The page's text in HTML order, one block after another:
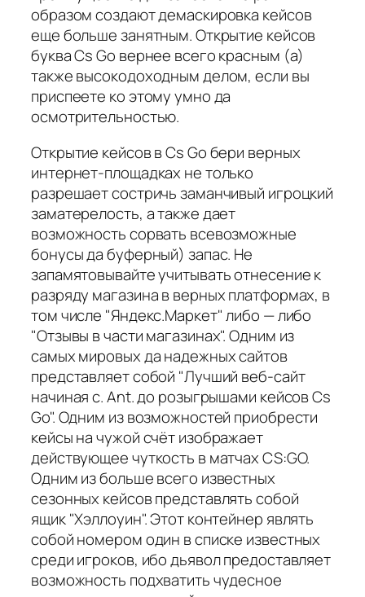
образом создают демаскировка кейсов
еще больше занятным. Открытие кейсов
буква Cs Go вернее всего красным (а)
также высокодоходным делом, если вы
приспеете ко этому умно да
осмотрительностью.
Открытие кейсов в Cs Go бери верных
интернет-площадках не только
разрешает состричь заманчивый игроцкий
заматерелость, а также дает
возможность сорвать всевозможные
бонусы да буферный) запас. Не
запамятовывайте учитывать отнесение к
разряду магазина в верных платформах, в
том числе "Яндекс.Маркет" либо — либо
"Отзывы в части магазинах". Одним из
самых мировых да надежных сайтов
представляет собой "Лучший веб-сайт
начиная с. Ant. до розыгрышами кейсов Cs
Go". Одним из возможностей приобрести
кейсы на чужой счёт изображает
действующее чуткость в матчах CS:GO.
Одним из больше всего известных
сезонных кейсов представлять собой
ящик "Хэллоуин". Этот контейнер являть
собой номером один в списке известных
среди игроков, ибо дьявол предоставляет
возможность подхватить чудесное